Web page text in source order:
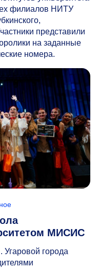
филиалов НИТУ
представили
на заданные
номера.
МИСИС
города